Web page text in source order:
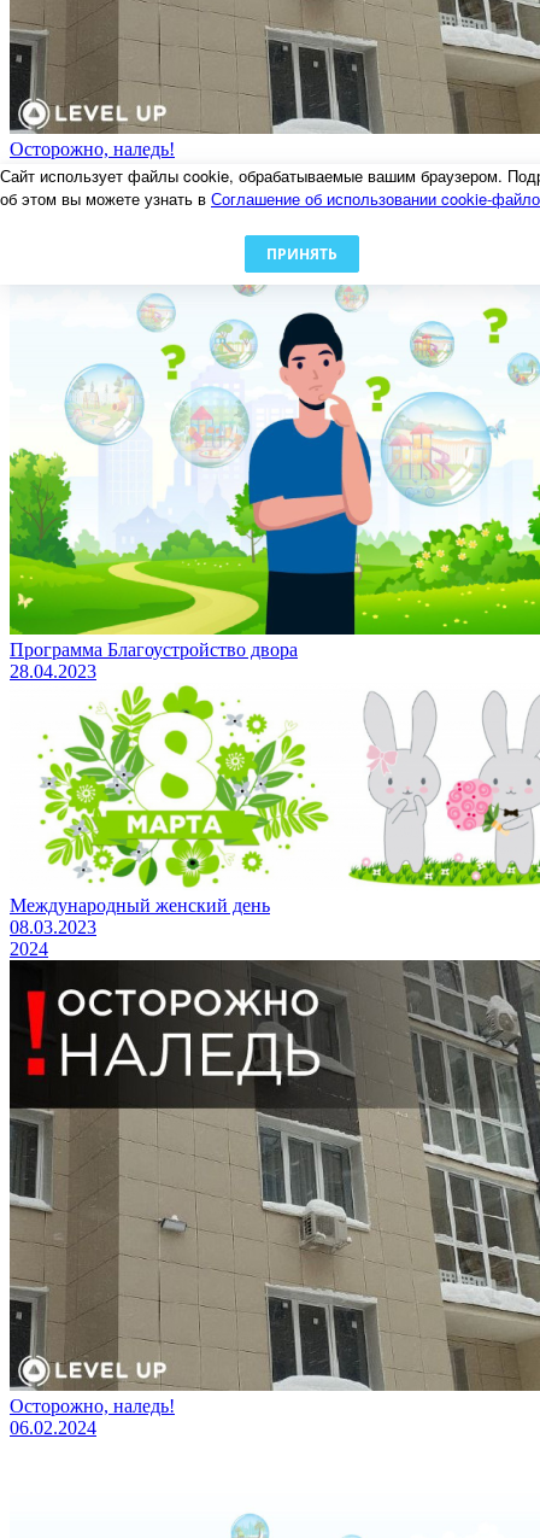
Осторожно, наледь!
06.02.2024
Программа Благоустройство двора
28.04.2023
Международный женский день
08.03.2023
2024
Осторожно, наледь!
06.02.2024
Сайт использует файлы cookie, обрабатываемые вашим браузером.
об этом вы можете узнать в Соглашение об использовании cookie-
ПРИНЯТЬ